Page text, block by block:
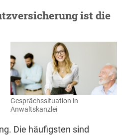
ist die
Gesprächssituation in
Anwaltskanzlei
Die häufigsten sind